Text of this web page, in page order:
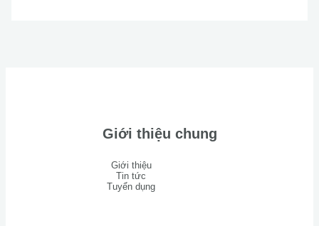
Giới thiệu chung
Giới thiệu
Tin tức
Tuyển dụng